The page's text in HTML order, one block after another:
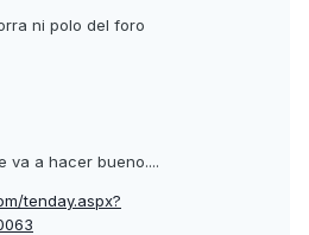
ni polo del foro
va a hacer bueno....
tenday.aspx?